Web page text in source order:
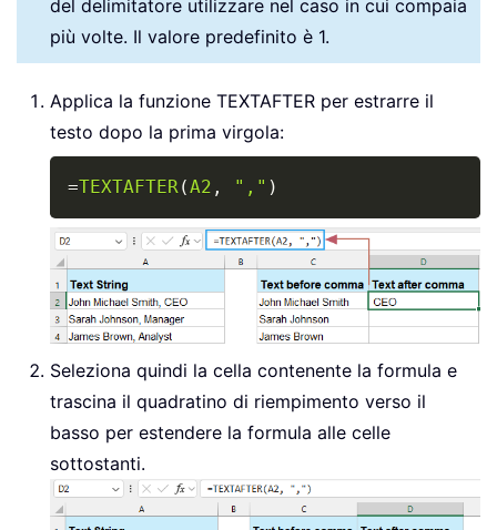
del delimitatore utilizzare nel caso in cui compaia
più volte. Il valore predefinito è 1.
Applica la funzione TEXTAFTER per estrarre il
testo dopo la prima virgola:
=TEXTAFTER(A2 , "," )
Seleziona quindi la cella contenente la formula e
trascina il quadratino di riempimento verso il
basso per estendere la formula alle celle
sottostanti.